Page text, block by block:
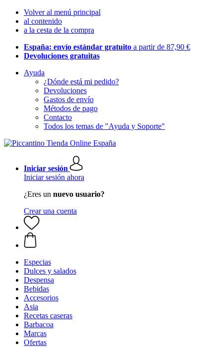
Volver al menú principal
al contenido
a la cesta de la compra
España: envío estándar gratuito a partir de 87,90 €
Devoluciones gratuitas
Ayuda
¿Dónde está mi pedido?
Devoluciones
Gastos de envío
Métodos de pago
Contacto
Todos los temas de "Ayuda y Soporte"
Iniciar sesión
Iniciar sesión ahora
¿Eres un nuevo usuario?
Crear una cuenta
Especias
Dulces y salados
Despensa
Bebidas
Accesorios
Asia
Recetas caseras
Barbacoa
Marcas
Ofertas